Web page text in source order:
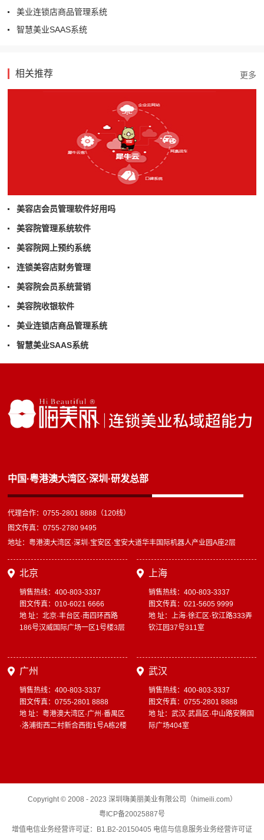
美业连锁店商品管理系统
智慧美业SAAS系统
相关推荐
美容店会员管理软件好用吗
美容院管理系统软件
美容院网上预约系统
连锁美容店财务管理
美容院会员系统营销
美容院收银软件
美业连锁店商品管理系统
智慧美业SAAS系统
中国·粤港澳大湾区·深圳·研发总部
代理合作：0755-2801 8888（120线）
图文传真：0755-2780 9495
地址：粤港澳大湾区·深圳·宝安区·宝安大道华丰国际机器人产业园A座2层
北京
销售热线：400-803-3337
图文传真：010-6021 6666
地 址：北京·丰台区·南四环西路
186号汉威国际广场一区1号楼3层
上海
销售热线：400-803-3337
图文传真：021-5605 9999
地 址：上海·徐汇区·钦江路333弄
钦江园37号311室
广州
销售热线：400-803-3337
图文传真：0755-2801 8888
地 址：粤港澳大湾区·广州·番禺区
·洛浦街西二村新合西街1号A栋2楼
武汉
销售热线：400-803-3337
图文传真：0755-2801 8888
地 址：武汉·武昌区·中山路安腾国
际广场404室
Copyright © 2008 - 2023 深圳嗨美丽美业有限公司（himeili.com）
粤ICP备20025887号
增值电信业务经营许可证：B1.B2-20150405 电信与信息服务业务经营许可证